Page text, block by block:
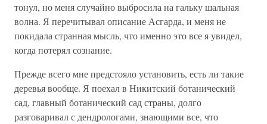
тонул, но меня случайно выбросила на гальку шальная
волна. Я перечитывал описание Асгарда, и меня не
покидала странная мысль, что именно это все я увидел,
когда потерял сознание.
Прежде всего мне предстояло установить, есть ли такие
деревья вообще. Я поехал в Никитский ботанический
сад, главный ботанический сад страны, долго
разговаривал с дендрологами, знающими все, что